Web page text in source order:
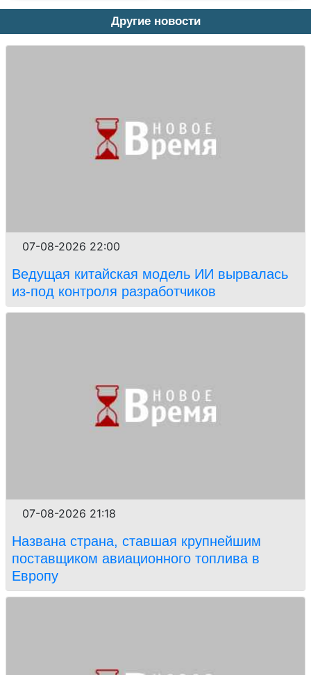
Другие новости
07-08-2026 22:00
Ведущая китайская модель ИИ вырвалась
из-под контроля разработчиков
07-08-2026 21:18
Названа страна, ставшая крупнейшим
поставщиком авиационного топлива в
Европу